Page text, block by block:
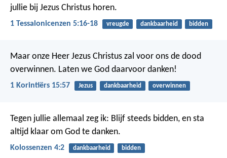
jullie bij Jezus Christus horen.
1 Tessalonicenzen 5:16-18 vreugde dankbaarheid bidden
Maar onze Heer Jezus Christus zal voor ons de dood
overwinnen. Laten we God daarvoor danken!
1 Korintiërs 15:57 Jezus dankbaarheid overwinnen
Tegen jullie allemaal zeg ik: Blijf steeds bidden, en sta
altijd klaar om God te danken.
Kolossenzen 4:2 dankbaarheid bidden